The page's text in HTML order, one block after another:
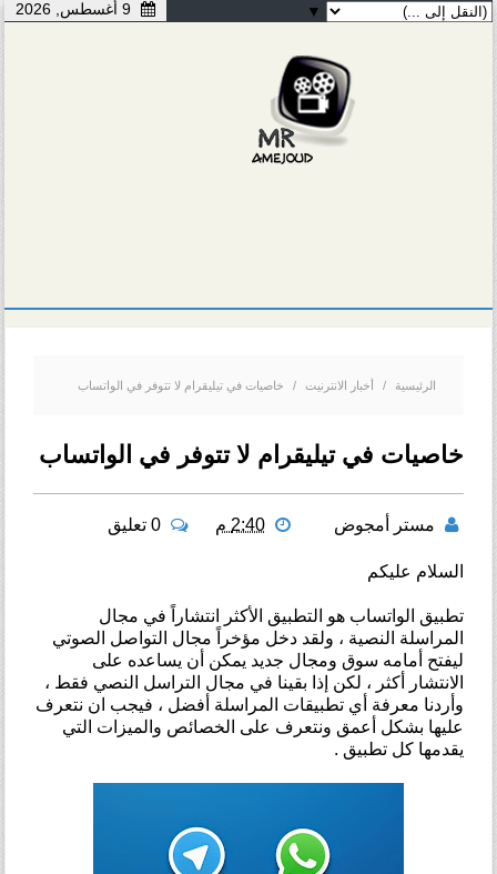
▼ 9 أغسطس, 2026
الرئيسية / أخبار الانترنيت / خاصيات في تيليقرام لا تتوفر في الواتساب
خاصيات في تيليقرام لا تتوفر في الواتساب
مستر أمجوض 2:40 م
السلام عليكم
تطبيق الواتساب هو التطبيق الأكثر انتشاراً في مجال
المراسلة النصية ، ولقد دخل مؤخراً مجال التواصل الصوتي
ليفتح أمامه سوق ومجال جديد يمكن أن يساعده على
الانتشار أكثر ، لكن إذا بقينا في مجال التراسل النصي فقط ،
وأردنا معرفة أي تطبيقات المراسلة أفضل ، فيجب ان نتعرف
عليها بشكل أعمق ونتعرف على الخصائص والميزات التي
يقدمها كل تطبيق .